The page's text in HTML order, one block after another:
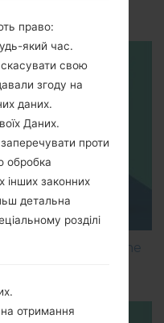
on LG Smartphone
право:
який час.
свою
згоду на
даних.
Даних.
проти
обробка
інших законних
детальна
розділі
отримання